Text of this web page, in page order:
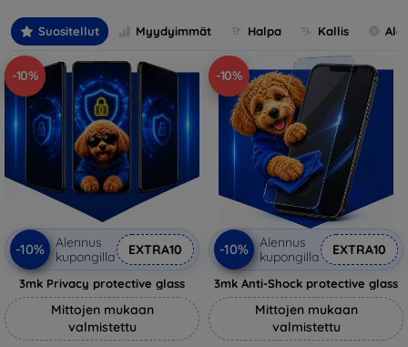
Suositellut Myydyimmät Halpa Kallis
-10%
-10%
Alennus
kupongilla
EXTRA10
3mk Privacy protective glass
Mittojen mukaan
valmistettu
-10%
-10%
Alennus
kupongilla
EXTRA10
3mk Anti-Shock protective glass
Mittojen mukaan
valmistettu